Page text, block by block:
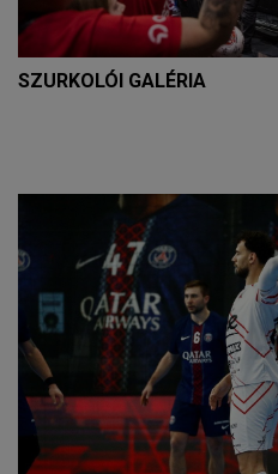
SZURKOLÓI GALÉRIA